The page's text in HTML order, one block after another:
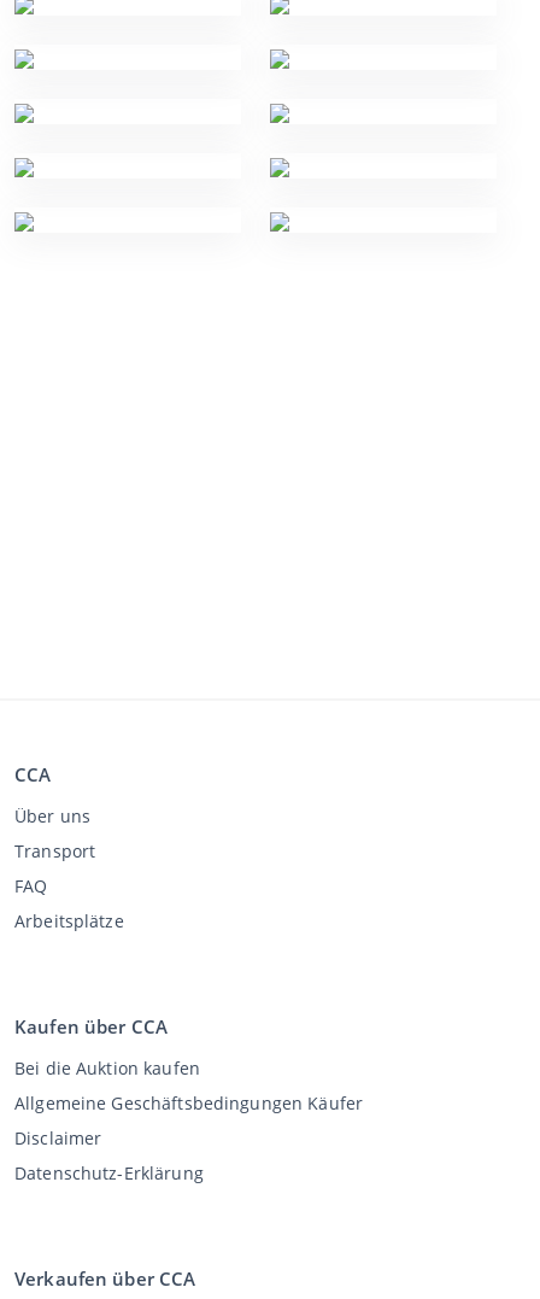
CCA
Über uns
Transport
FAQ
Arbeitsplätze
Kaufen über CCA
Bei die Auktion kaufen
Allgemeine Geschäftsbedingungen Käufer
Disclaimer
Datenschutz-Erklärung
Verkaufen über CCA